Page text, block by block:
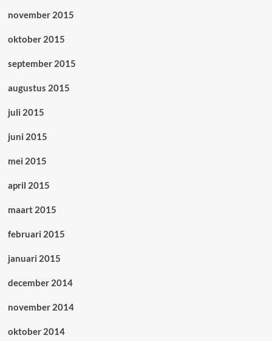
november 2015
oktober 2015
september 2015
augustus 2015
juli 2015
juni 2015
mei 2015
april 2015
maart 2015
februari 2015
januari 2015
december 2014
november 2014
oktober 2014